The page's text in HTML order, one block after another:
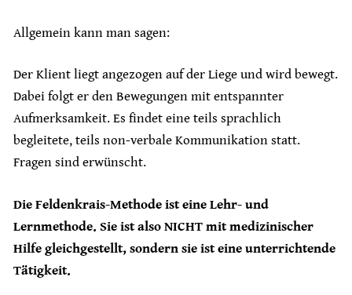
Allgemein kann man sagen:
Der Klient liegt angezogen auf der Liege und wird bewegt.
Dabei folgt er den Bewegungen mit entspannter
Aufmerksamkeit. Es findet eine teils sprachlich
begleitete, teils non-verbale Kommunikation statt.
Fragen sind erwünscht.
Die Feldenkrais-Methode ist eine Lehr- und
Lernmethode. Sie ist also NICHT mit medizinischer
Hilfe gleichgestellt, sondern sie ist eine unterrichtende
Tätigkeit.